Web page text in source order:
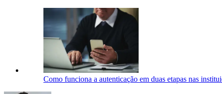
Como funciona a autenticação em duas etapas nas